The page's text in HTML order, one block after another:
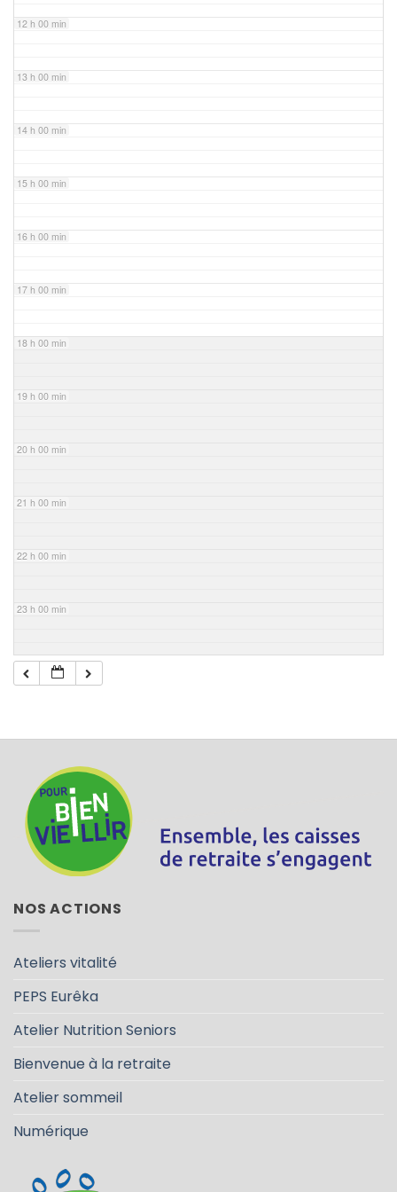
12 h 00 min
13 h 00 min
14 h 00 min
15 h 00 min
16 h 00 min
17 h 00 min
18 h 00 min
19 h 00 min
20 h 00 min
21 h 00 min
22 h 00 min
23 h 00 min
NOS ACTIONS
Ateliers vitalité
PEPS Eurêka
Atelier Nutrition Seniors
Bienvenue à la retraite
Atelier sommeil
Numérique